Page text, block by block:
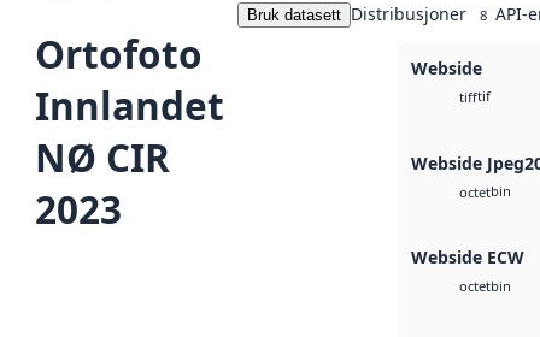
Ortofoto
Innlandet
NØ CIR
2023
Bruk datasett Distribusjoner 8 API-
Webside
tifftif
Webside
octetbin
Webside ECW
octetbin